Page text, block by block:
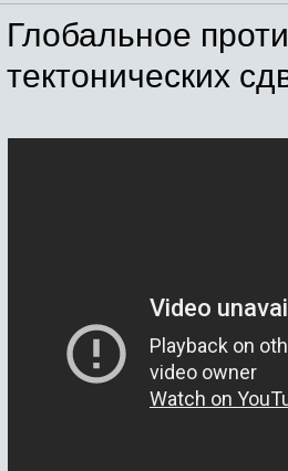
Глобальное
тектонических